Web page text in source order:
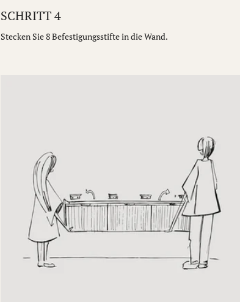
SCHRITT 4
Stecken Sie 8 Befestigungsstifte in die Wand.